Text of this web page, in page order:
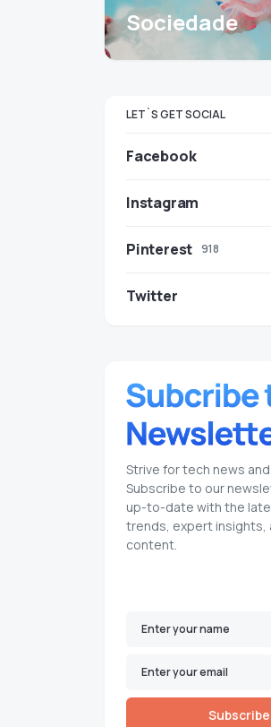
Sociedade
LET`S GET SOCIAL
Facebook
Instagram
Pinterest 918
Twitter
Strive for tech news
Subscribe to our
up-to-date with the
trends, expert insights,
content.
Subscribe